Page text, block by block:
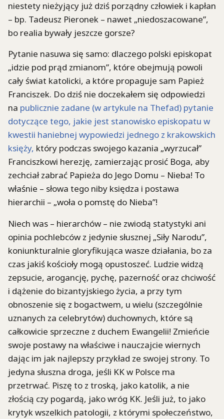
niestety nieżyjący już dziś porządny człowiek i kapłan
– bp. Tadeusz Pieronek – nawet „niedoszacowane”,
bo realia bywały jeszcze gorsze?
Pytanie nasuwa się samo: dlaczego polski episkopat
„idzie pod prąd zmianom”, które obejmują powoli
cały świat katolicki, a które propaguje sam Papież
Franciszek. Do dziś nie doczekałem się odpowiedzi
na publicznie zadane (w artykule na Thefad) pytanie
dotyczące tego, jakie jest stanowisko episkopatu w
kwestii haniebnej wypowiedzi jednego z krakowskich
księży, który podczas swojego kazania „wyrzucał”
Franciszkowi herezję, zamierzając prosić Boga, aby
zechciał zabrać Papieża do Jego Domu – Nieba! To
właśnie – słowa tego niby księdza i postawa
hierarchii – „woła o pomstę do Nieba”!
Niech was – hierarchów – nie zwiodą statystyki ani
opinia pochlebców z jedynie słusznej „Siły Narodu”,
koniunkturalnie gloryfikująca wasze działania, bo za
czas jakiś kościoły mogą opustoszeć. Ludzie widzą
zepsucie, arogancję, pychę, pazerność oraz chciwość
i dążenie do bizantyjskiego życia, a przy tym
obnoszenie się z bogactwem, u wielu (szczególnie
uznanych za celebrytów) duchownych, które są
całkowicie sprzeczne z duchem Ewangelii! Zmieńcie
swoje postawy na właściwe i nauczajcie wiernych
dając im jak najlepszy przykład ze swojej strony. To
jedyna słuszna droga, jeśli KK w Polsce ma
przetrwać. Piszę to z troską, jako katolik, a nie
złością czy pogardą, jako wróg KK. Jeśli już, to jako
krytyk wszelkich patologii, z którymi społeczeństwo,